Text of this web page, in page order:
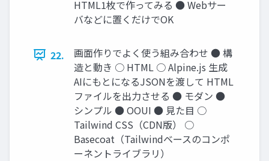
HTML1枚で作ってみる ● Webサー
バなどに置くだけでOK
22.
画面作りでよく使う組み合わせ ● 構
造と動き ○ HTML ○ Alpine.js 生成
AIにもとになるJSONを渡して HTML
ファイルを出力させる ● モダン ●
シンプル ● OOUI ● 見た目 ○
Tailwind CSS（CDN版） ○
Basecoat（Tailwindベースのコンポ
ーネントライブラリ）